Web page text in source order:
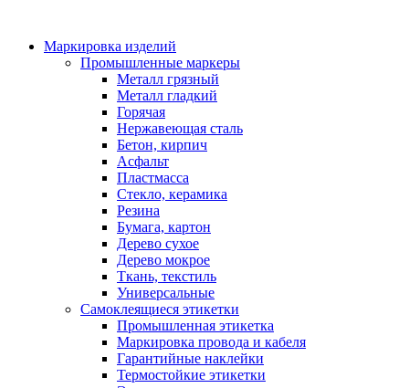
Маркировка изделий
Промышленные маркеры
Металл грязный
Металл гладкий
Горячая
Нержавеющая сталь
Бетон, кирпич
Асфальт
Пластмасса
Стекло, керамика
Резина
Бумага, картон
Дерево сухое
Дерево мокрое
Ткань, текстиль
Универсальные
Самоклеящиеся этикетки
Промышленная этикетка
Маркировка провода и кабеля
Гарантийные наклейки
Термостойкие этикетки